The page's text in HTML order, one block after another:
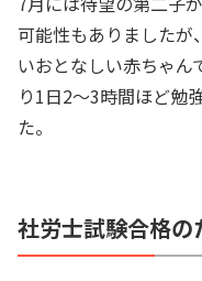
可能性もありました
いおとなしい赤ちゃん
り1日2～3時間ほど勉
た。
社労士試験合格